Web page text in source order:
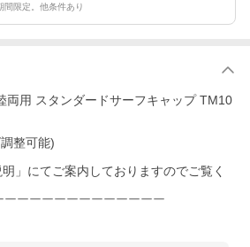
間限定。他条件あり
用 スタンダードサーフキャップ TM10
整可能)
」にてご案内しておりますのでご覧く
ーーーーーーーーーーーー